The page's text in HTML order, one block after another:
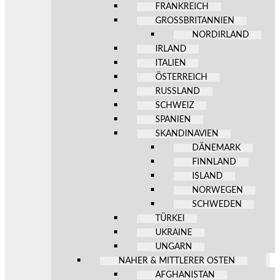
FRANKREICH
GROSSBRITANNIEN
NORDIRLAND
IRLAND
ITALIEN
ÖSTERREICH
RUSSLAND
SCHWEIZ
SPANIEN
SKANDINAVIEN
DÄNEMARK
FINNLAND
ISLAND
NORWEGEN
SCHWEDEN
TÜRKEI
UKRAINE
UNGARN
NAHER & MITTLERER OSTEN
AFGHANISTAN